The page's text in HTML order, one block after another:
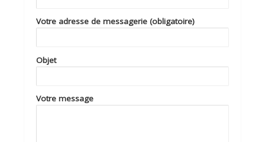
Votre adresse de messagerie (obligatoire)
Objet
Votre message